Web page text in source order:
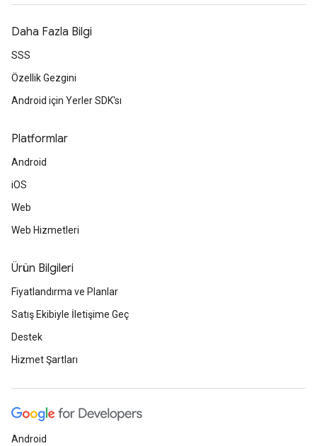
Daha Fazla Bilgi
SSS
Özellik Gezgini
Android için Yerler SDK'sı
Platformlar
Android
iOS
Web
Web Hizmetleri
Ürün Bilgileri
Fiyatlandırma ve Planlar
Satış Ekibiyle İletişime Geç
Destek
Hizmet Şartları
Android